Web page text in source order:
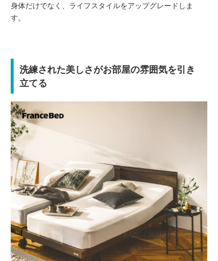
身体だけでなく、ライフスタイルをアップグレードしま
す。
洗練された美しさがお部屋の雰囲気を引き
立てる